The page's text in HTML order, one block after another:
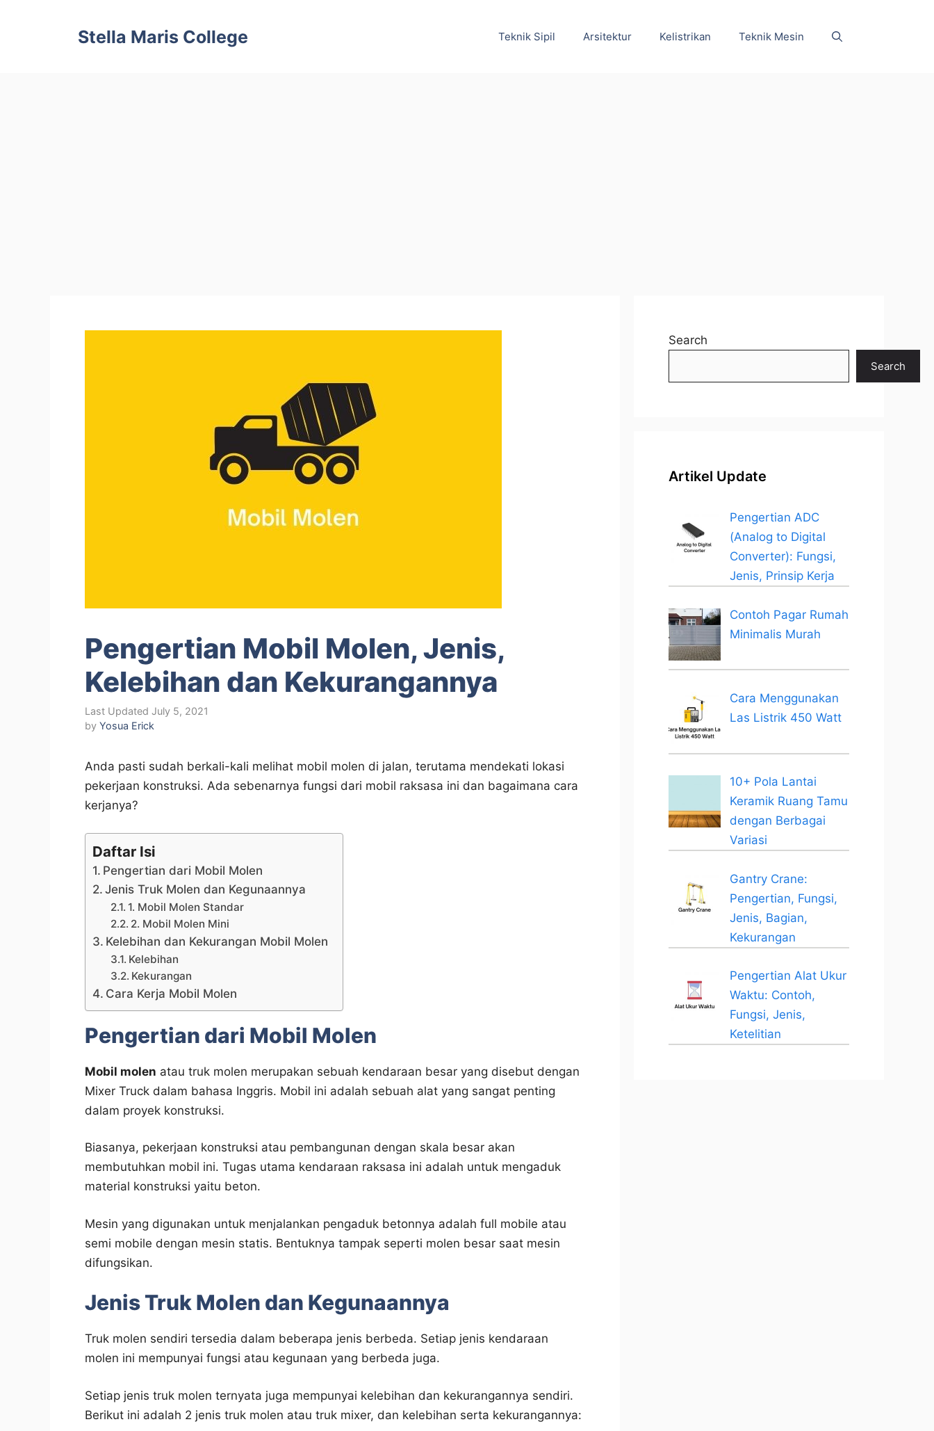
Stella Maris College Teknik Sipil Arsitektur Kelistrikan Teknik Mesin
Pengertian Mobil Molen, Jenis,
Kelebihan dan Kekurangannya
July 5, 2021
by Yosua Erick
Anda pasti sudah berkali-kali melihat mobil molen di jalan, terutama mendekati lokasi
pekerjaan konstruksi. Ada sebenarnya fungsi dari mobil raksasa ini dan bagaimana cara
kerjanya?
Daftar Isi
Pengertian dari Mobil Molen
Jenis Truk Molen dan Kegunaannya
1. Mobil Molen Standar
2. Mobil Molen Mini
Kelebihan dan Kekurangan Mobil Molen
Kelebihan
Kekurangan
Cara Kerja Mobil Molen
Pengertian dari Mobil Molen
Mobil molen atau truk molen merupakan sebuah kendaraan besar yang disebut dengan
Mixer Truck dalam bahasa Inggris. Mobil ini adalah sebuah alat yang sangat penting
dalam proyek konstruksi.
Biasanya, pekerjaan konstruksi atau pembangunan dengan skala besar akan
membutuhkan mobil ini. Tugas utama kendaraan raksasa ini adalah untuk mengaduk
material konstruksi yaitu beton.
Mesin yang digunakan untuk menjalankan pengaduk betonnya adalah full mobile atau
semi mobile dengan mesin statis. Bentuknya tampak seperti molen besar saat mesin
difungsikan.
Jenis Truk Molen dan Kegunaannya
Truk molen sendiri tersedia dalam beberapa jenis berbeda. Setiap jenis kendaraan
molen ini mempunyai fungsi atau kegunaan yang berbeda juga.
Setiap jenis truk molen ternyata juga mempunyai kelebihan dan kekurangannya sendiri.
Berikut ini adalah 2 jenis truk molen atau truk mixer, dan kelebihan serta kekurangannya:
Search
Search
Artikel Update
Pengertian ADC
(Analog to Digital
Converter): Fungsi,
Jenis, Prinsip Kerja
Contoh Pagar Rumah
Minimalis Murah
Cara Menggunakan
Las Listrik 450 Watt
10+ Pola Lantai
Keramik Ruang Tamu
dengan Berbagai
Variasi
Gantry Crane:
Pengertian, Fungsi,
Jenis, Bagian,
Kekurangan
Pengertian Alat Ukur
Waktu: Contoh,
Fungsi, Jenis,
Ketelitian